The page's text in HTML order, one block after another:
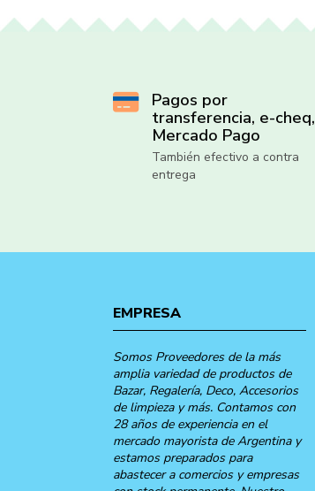
Pagos por
transferencia, e-cheq,
Mercado Pago
También efectivo a contra
entrega
EMPRESA
Somos Proveedores de la más
amplia variedad de productos de
Bazar, Regalería, Deco, Accesorios
de limpieza y más. Contamos con
28 años de experiencia en el
mercado mayorista de Argentina y
estamos preparados para
abastecer a comercios y empresas